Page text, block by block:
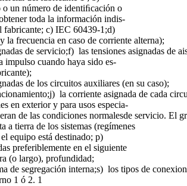
un número de identiﬁcación o
toda la información indis-
fabricante; c) IEC 60439-1;d)
la frecuencia en caso de corriente alterna);
de servicio;f) las tensiones asignadas de
impulso cuando haya sido es-
de los circuitos auxiliares (en su caso);
la corriente asignada de cada
en exterior y para usos especia-
de las condiciones normalesde servicio. El
a tierra de los sistemas (regímenes
equipo está destinado; p)
preferiblemente en el siguiente
(o largo), profundidad;
de segregación interna;s) los tipos de
1 ó 2. 1